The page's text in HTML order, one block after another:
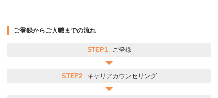
ご登録からご入職までの流れ
STEP1 ご登録
STEP2 キャリアカウンセリング